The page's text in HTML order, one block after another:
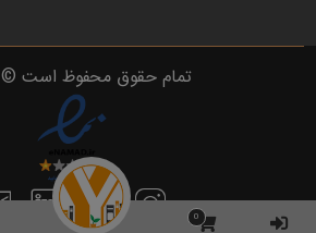
0
تمام حقوق محفوظ است © 2026